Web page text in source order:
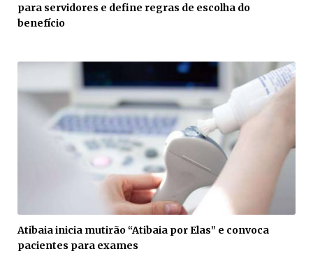
para servidores e define regras de escolha do
benefício
Atibaia inicia mutirão “Atibaia por Elas” e convoca
pacientes para exames